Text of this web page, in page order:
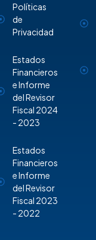
Políticas
de
Privacidad
Estados
Financieros
e Informe
del Revisor
Fiscal 2024
- 2023
Estados
Financieros
e Informe
del Revisor
Fiscal 2023
- 2022